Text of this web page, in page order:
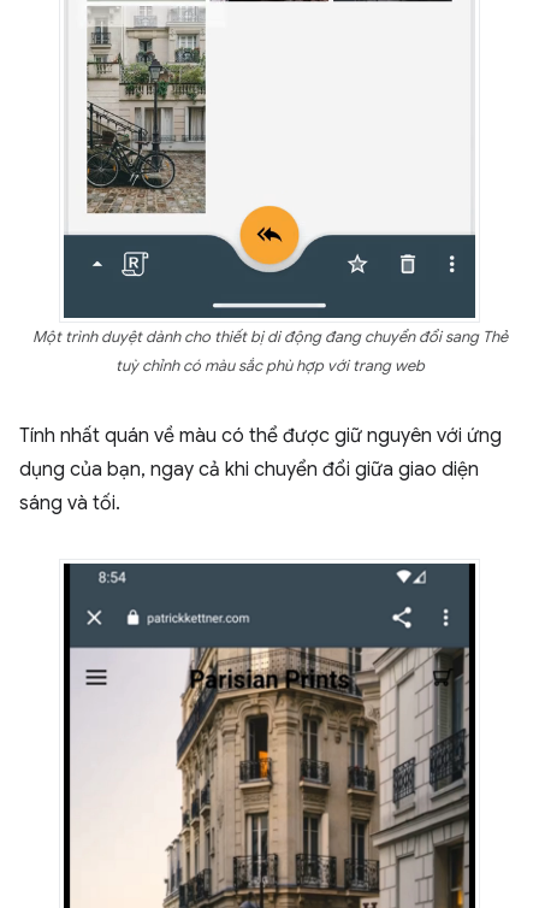
Một trình duyệt dành cho thiết bị di động đang chuyển đổi sang Thẻ
tuỳ chỉnh có màu sắc phù hợp với trang web
Tính nhất quán về màu có thể được giữ nguyên với ứng
dụng của bạn, ngay cả khi chuyển đổi giữa giao diện
sáng và tối.